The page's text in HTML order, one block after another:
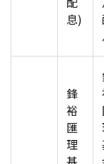
息)
鋒
裕
匯
理